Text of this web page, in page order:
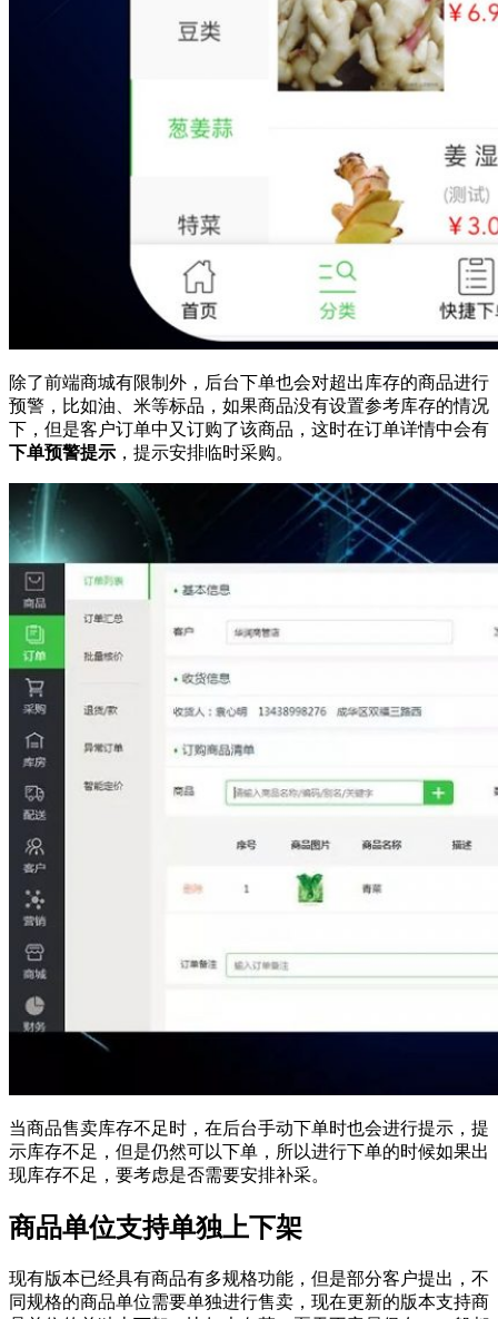
除了前端商城有限制外，后台下单也会对超出库存的商品进行
预警，比如油、米等标品，如果商品没有设置参考库存的情况
下，但是客户订单中又订购了该商品，这时在订单详情中会有
下单预警提示 ，提示安排临时采购。
当商品售卖库存不足时，在后台手动下单时也会进行提示，提
示库存不足，但是仍然可以下单，所以进行下单的时候如果出
现库存不足，要考虑是否需要安排补采。
商品单位支持单独上下架
现有版本已经具有商品有多规格功能，但是部分客户提出，不
同规格的商品单位需要单独进行售卖，现在更新的版本支持商